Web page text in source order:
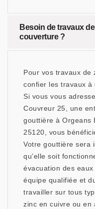
Besoin de travaux
couverture ?
Pour vos travaux de
confier les travaux à
Si vous vous
Couvreur 25, une
gouttière à Orgeans
25120, vous
Votre gouttière sera
qu’elle soit
évacuation des
équipe qualifiée et
travailler sur tous
zinc en cuivre ou en